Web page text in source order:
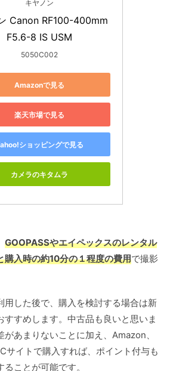
キヤノン
Canon RF100-400mm
F5.6-8 IS USM
5050C002
Amazonで見る
楽天市場で見る
ショッピングで見る
カメラのキタムラ
GOOPASSやエイペックスのレンタル
購入時の約10分の１程度の費用で撮影
用した後で、購入を検討する場合は新
すすめします。中古品も良いと思いま
あまりないことに加え、Amazon、
サイトで購入すれば、ポイント付与も
ことが可能です。